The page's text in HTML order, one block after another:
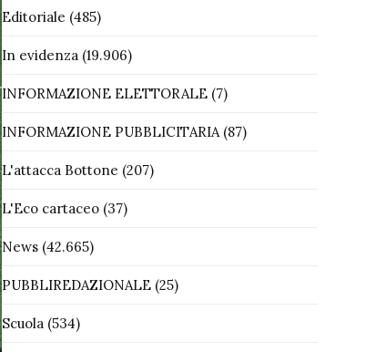
Editoriale (485)
In evidenza(19.906)
INFORMAZIONE ELETTORALE(7)
INFORMAZIONE PUBBLICITARIA(87)
L'attacca Bottone (207)
L'Eco cartaceo(37)
News(42.665)
PUBBLIREDAZIONALE(25)
Scuola(534)